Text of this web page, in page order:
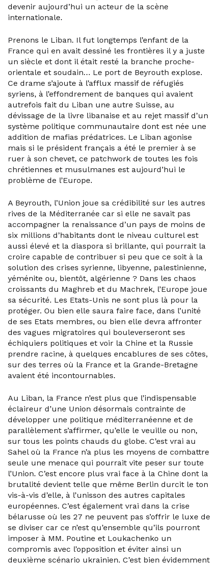
devenir aujourd’hui un acteur de la scène
internationale.
Prenons le Liban. Il fut longtemps l’enfant de la
France qui en avait dessiné les frontières il y a juste
un siècle et dont il était resté la branche proche-
orientale et soudain… Le port de Beyrouth explose.
Ce drame s’ajoute à l’afflux massif de réfugiés
syriens, à l’effondrement de banques qui avaient
autrefois fait du Liban une autre Suisse, au
dévissage de la livre libanaise et au rejet massif d’un
système politique communautaire dont est née une
addition de mafias prédatrices. Le Liban agonise
mais si le président français a été le premier à se
ruer à son chevet, ce patchwork de toutes les fois
chrétiennes et musulmanes est aujourd’hui le
problème de l’Europe.
A Beyrouth, l’Union joue sa crédibilité sur les autres
rives de la Méditerranée car si elle ne savait pas
accompagner la renaissance d’un pays de moins de
six millions d’habitants dont le niveau culturel est
aussi élevé et la diaspora si brillante, qui pourrait la
croire capable de contribuer si peu que ce soit à la
solution des crises syrienne, libyenne, palestinienne,
yéménite ou, bientôt, algérienne ? Dans les chaos
croissants du Maghreb et du Machrek, l’Europe joue
sa sécurité. Les Etats-Unis ne sont plus là pour la
protéger. Ou bien elle saura faire face, dans l’unité
de ses Etats membres, ou bien elle devra affronter
des vagues migratoires qui bouleverseront ses
échiquiers politiques et voir la Chine et la Russie
prendre racine, à quelques encablures de ses côtes,
sur des terres où la France et la Grande-Bretagne
avaient été incontournables.
Au Liban, la France n’est plus que l’indispensable
éclaireur d’une Union désormais contrainte de
développer une politique méditerranéenne et de
parallèlement s’affirmer, qu’elle le veuille ou non,
sur tous les points chauds du globe. C’est vrai au
Sahel où la France n’a plus les moyens de combattre
seule une menace qui pourrait vite peser sur toute
l’Union. C’est encore plus vrai face à la Chine dont la
brutalité devient telle que même Berlin durcit le ton
vis-à-vis d’elle, à l’unisson des autres capitales
européennes. C’est également vrai dans la crise
bélarusse où les 27 ne peuvent pas s’offrir le luxe de
se diviser car ce n’est qu’ensemble qu’ils pourront
imposer à MM. Poutine et Loukachenko un
compromis avec l’opposition et éviter ainsi un
deuxième scénario ukrainien. C’est bien évidemment